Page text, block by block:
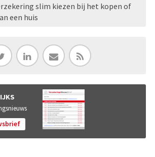
slim kiezen bij het kopen of
een huis